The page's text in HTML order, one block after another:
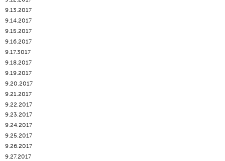
9.13.2017
9.14.2017
9.15.2017
9.16.2017
9.17.3017
9.18.2017
9.19.2017
9.20.2017
9.21.2017
9.22.2017
9.23.2017
9.24.2017
9.25.2017
9.26.2017
9.27.2017